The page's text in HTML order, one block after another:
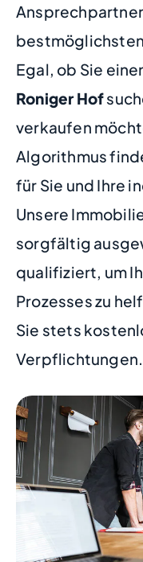
Egal, ob Sie
Roniger Hof
verkaufen
Algorithmus
für Sie und Ihre
Unsere
sorgfältig
qualifiziert, um
Prozesses zu
Sie stets
Verpflichtungen.